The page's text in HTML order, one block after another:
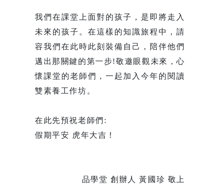
我們在課堂上面對的孩子，是即將走入
未來的孩子。在這樣的知識旅程中，請
容我們在此時此刻裝備自己，陪伴他們
邁出那關鍵的第一步!敬邀眼觀未來，心
懷課堂的老師們，一起加入今年的閱讀
雙素養工作坊。
在此先預祝老師們:
假期平安 虎年大吉！
品學堂 創辦人 黃國珍 敬上